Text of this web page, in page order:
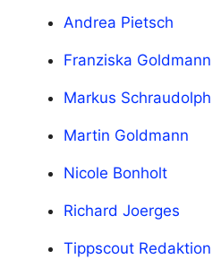
Andrea Pietsch
Franziska Goldmann
Markus Schraudolph
Martin Goldmann
Nicole Bonholt
Richard Joerges
Tippscout Redaktion